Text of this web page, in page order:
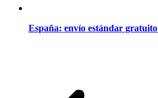
España: envío estándar gratuito